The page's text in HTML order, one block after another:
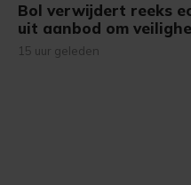
Bol verwijdert reeks
uit aanbod om
15 uur geleden